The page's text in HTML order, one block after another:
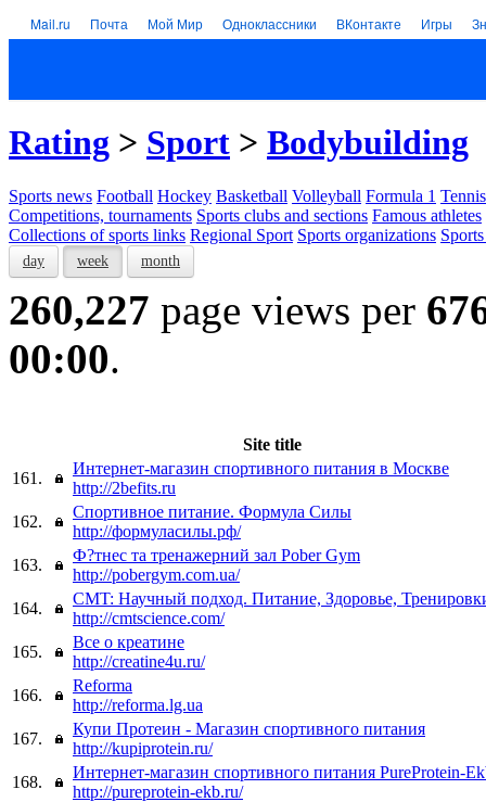
Mail.ru Почта Мой Мир Одноклассники ВКонтакте Игры
Rating > Sport > Bodybuilding
Sports news Football Hockey Basketball Volleyball Formula 1 Tennis
Competitions, tournaments Sports clubs and sections Famous athletes
Collections of sports links Regional Sport Sports organizations
day week month
260,227 page views per
00:00.
Site title
161.
Интернет-магазин спортивного питания в Москве
http://2befits.ru
162.
Спортивное питание. Формула Силы
http://формуласилы.рф/
163.
Ф?тнес та тренажерний зал Pober Gym
http://pobergym.com.ua/
164.
CMT: Научный подход. Питание, Здоровье,
http://cmtscience.com/
165.
Все о креатине
http://creatine4u.ru/
166.
Reforma
http://reforma.lg.ua
167.
Купи Протеин - Магазин спортивного питания
http://kupiprotein.ru/
168.
Интернет-магазин спортивного питания PureProtein-
http://pureprotein-ekb.ru/